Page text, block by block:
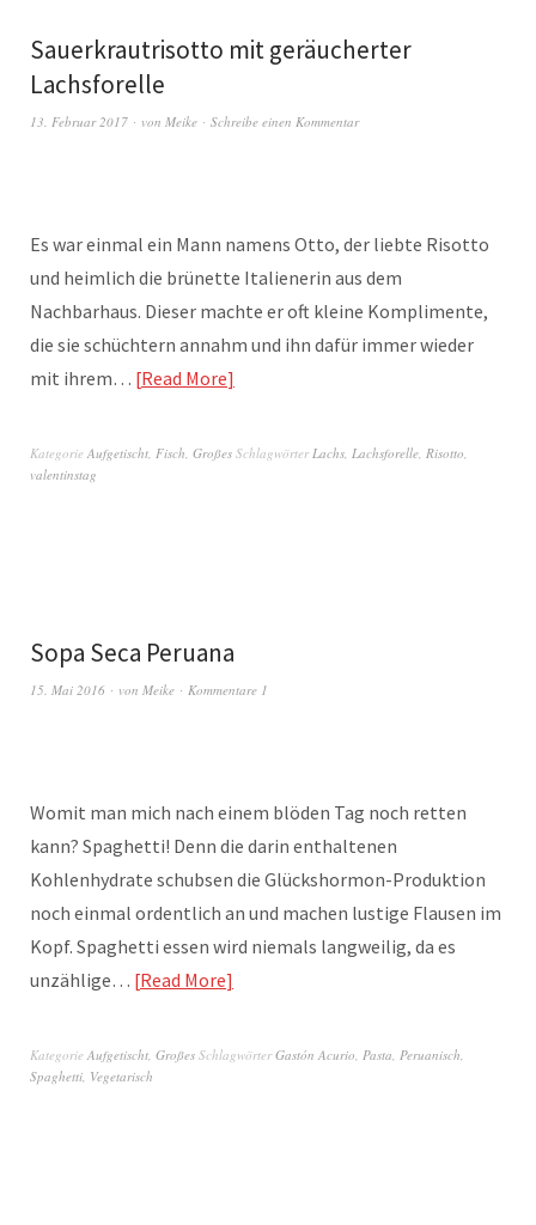
Sauerkrautrisotto mit geräucherter
Lachsforelle
13. Februar 2017 von Meike Schreibe einen Kommentar
Es war einmal ein Mann namens Otto, der liebte Risotto
und heimlich die brünette Italienerin aus dem
Nachbarhaus. Dieser machte er oft kleine Komplimente,
die sie schüchtern annahm und ihn dafür immer wieder
mit ihrem… Read More
Kategorie Aufgetischt, Fisch, Großes SchlagwörterLachs, Lachsforelle, Risotto,
valentinstag
Sopa Seca Peruana
15. Mai 2016 von Meike Kommentare 1
Womit man mich nach einem blöden Tag noch retten
kann? Spaghetti! Denn die darin enthaltenen
Kohlenhydrate schubsen die Glückshormon-Produktion
noch einmal ordentlich an und machen lustige Flausen im
Kopf. Spaghetti essen wird niemals langweilig, da es
unzählige… Read More
Kategorie Aufgetischt, Großes SchlagwörterGastón Acurio, Pasta, Peruanisch,
Spaghetti, Vegetarisch